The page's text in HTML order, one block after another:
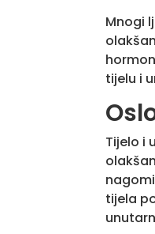
Mnogi
tijelu i
Tijelo i
tijela